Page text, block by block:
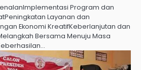
Program dan
Layanan dan
Ekonomi KreatifKeberlanjutan dan
Bersama Menuju Masa